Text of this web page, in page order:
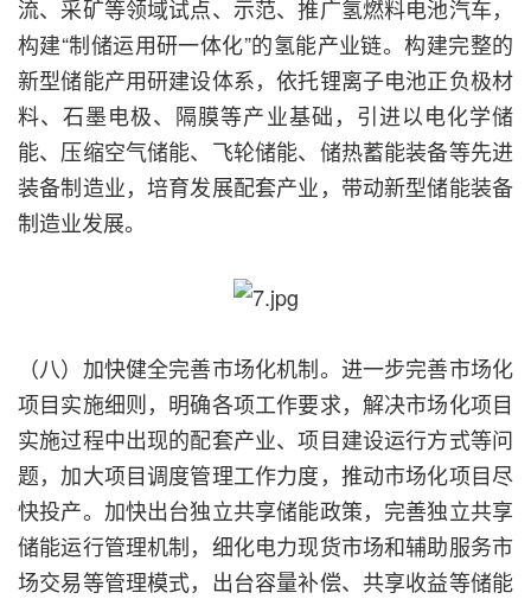
流、采矿等领域试点、示范、推广氢燃料电池汽车，
构建“制储运用研一体化”的氢能产业链。构建完整的
新型储能产用研建设体系，依托锂离子电池正负极材
料、石墨电极、隔膜等产业基础，引进以电化学储
能、压缩空气储能、飞轮储能、储热蓄能装备等先进
装备制造业，培育发展配套产业，带动新型储能装备
制造业发展。
（八）加快健全完善市场化机制。进一步完善市场化
项目实施细则，明确各项工作要求，解决市场化项目
实施过程中出现的配套产业、项目建设运行方式等问
题，加大项目调度管理工作力度，推动市场化项目尽
快投产。加快出台独立共享储能政策，完善独立共享
储能运行管理机制，细化电力现货市场和辅助服务市
场交易等管理模式，出台容量补偿、共享收益等储能